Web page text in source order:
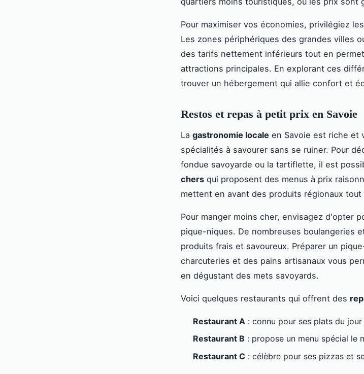
Pour maximiser vos économies, privilégiez
Les zones périphériques des grandes villes
des tarifs nettement inférieurs tout en
attractions principales. En explorant ces
trouver un hébergement qui allie confort et
Restos et repas à petit prix en Savoie
La gastronomie locale en Savoie est riche et
spécialités à savourer sans se ruiner. Pour
fondue savoyarde ou la tartiflette, il est
chers qui proposent des menus à prix
mettent en avant des produits régionaux
Pour manger moins cher, envisagez d'opter
pique-niques. De nombreuses boulangeries
produits frais et savoureux. Préparer un
charcuteries et des pains artisanaux vous
en dégustant des mets savoyards.
Voici quelques restaurants qui offrent des
Restaurant A : connu pour ses plats du
Restaurant B : propose un menu spécial le
Restaurant C : célèbre pour ses pizzas et